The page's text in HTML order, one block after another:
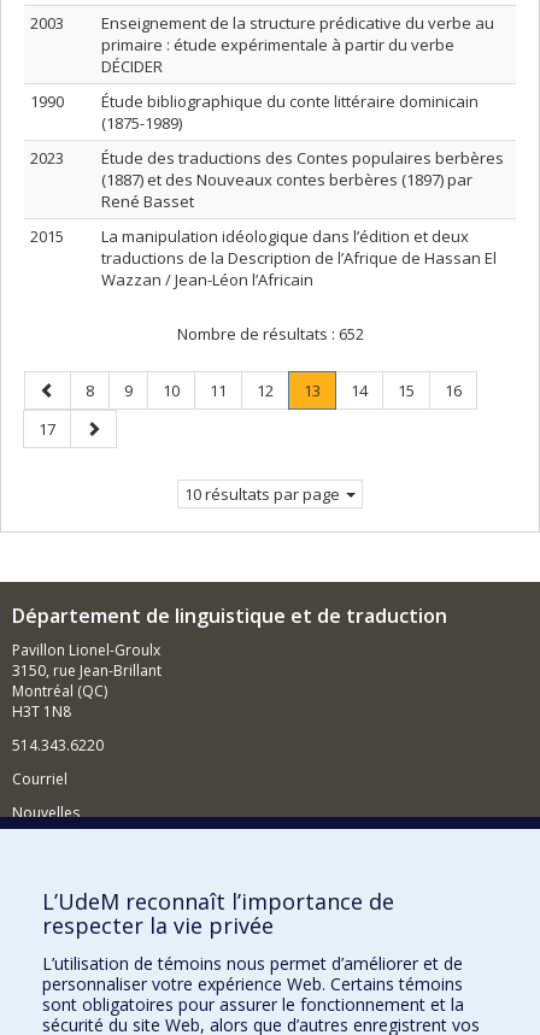
2003
Enseignement de la structure prédicative du verbe au
primaire : étude expérimentale à partir du verbe
DÉCIDER
1990
Étude bibliographique du conte littéraire dominicain
(1875-1989)
2023
Étude des traductions des Contes populaires berbères
(1887) et des Nouveaux contes berbères (1897) par
René Basset
2015
La manipulation idéologique dans l’édition et deux
traductions de la Description de l’Afrique de Hassan El
Wazzan / Jean-Léon l’Africain
Nombre de résultats : 652
Page
précédente
Page
8 Page
9 Page
10 Page
11 Page
12 Page
13
Page
Page
14 Page
15 Page
16
Page
17
Page
suivante
10 résultats par page
Département de linguistique et de traduction
Pavillon Lionel-Groulx
3150, rue Jean-Brillant
Montréal (QC)
H3T 1N8
514.343.6220
Courriel
Nouvelles
Comment soutenir le Département?
BESOIN D'AIDE?
Plan du site
Signaler une erreur
L’UdeM reconnaît l’importance de
respecter la vie privée
L’utilisation de témoins nous permet d’améliorer et de
personnaliser votre expérience Web. Certains témoins
sont obligatoires pour assurer le fonctionnement et la
sécurité du site Web, alors que d’autres enregistrent vos